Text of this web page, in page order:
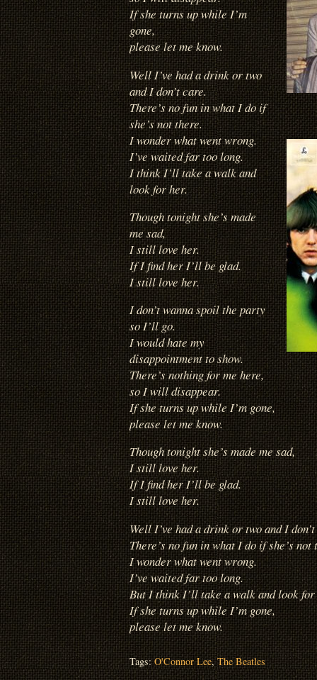
If she turns up while I’m
gone,
please let me know.
Well I’ve had a drink or two
and I don’t care.
There’s no fun in what I do if
she’s not there.
I wonder what went wrong.
I’ve waited far too long.
I think I’ll take a walk and
look for her.
Though tonight she’s made
me sad,
I still love her.
If I find her I’ll be glad.
I still love her.
I don’t wanna spoil the party
so I’ll go.
I would hate my
disappointment to show.
There’s nothing for me here,
so I will disappear.
If she turns up while I’m gone,
please let me know.
Though tonight she’s made me sad,
I still love her.
If I find her I’ll be glad.
I still love her.
Well I’ve had a drink or two and I
There’s no fun in what I do if she’s not
I wonder what went wrong.
I’ve waited far too long.
But I think I’ll take a walk and look
If she turns up while I’m gone,
please let me know.
Tags:O'Connor Lee,The Beatles